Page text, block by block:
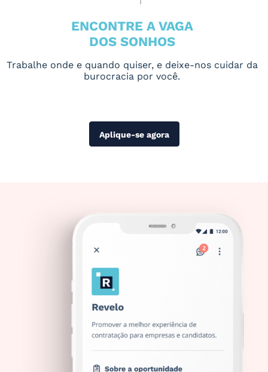
ENCONTRE A VAGA
DOS SONHOS
Trabalhe onde e quando quiser, e deixe-nos cuidar da
burocracia por você.
Aplique-se agora